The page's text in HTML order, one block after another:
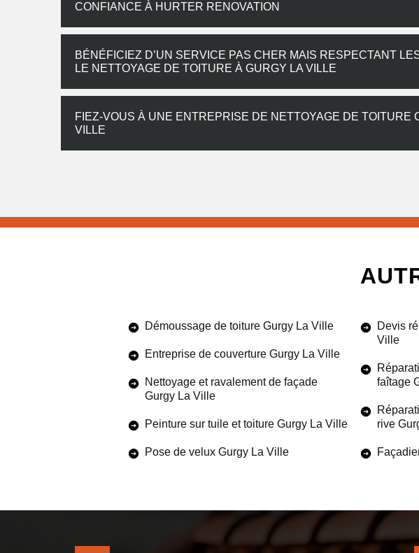
CONFIANCE À HURTER RENOVATION
BÉNÉFICIEZ D’UN SERVICE PAS CHER MAIS RESPECTANT
LE NETTOYAGE DE TOITURE À GURGY LA VILLE
FIEZ-VOUS À UNE ENTREPRISE DE NETTOYAGE DE TOITURE
VILLE
Démoussage de toiture Gurgy La Ville
Entreprise de couverture Gurgy La Ville
Nettoyage et ravalement de façade
Gurgy La Ville
Peinture sur tuile et toiture Gurgy La Ville
Pose de velux Gurgy La Ville
Devis
Ville
faîtage
rive